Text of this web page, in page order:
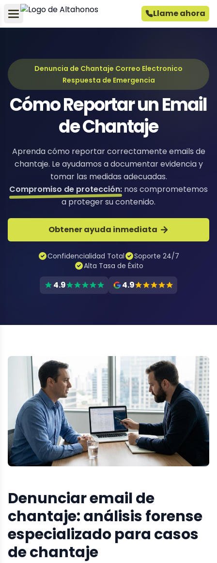
Llame ahora
Denuncia de Chantaje Correo Electronico
Respuesta de Emergencia
Cómo Reportar un Email
de Chantaje
Aprenda cómo reportar correctamente emails de
chantaje. Le ayudamos a documentar evidencia y
tomar las medidas adecuadas.
Compromiso de protección: nos comprometemos
a proteger su contenido.
Obtener ayuda inmediata
Confidencialidad Total
Soporte 24/7
Alta Tasa de Éxito
4.9 4.9
Denunciar email de
chantaje: análisis forense
especializado para casos
de chantaje